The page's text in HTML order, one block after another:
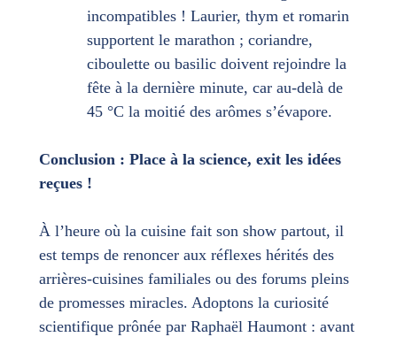
incompatibles ! Laurier, thym et romarin
supportent le marathon ; coriandre,
ciboulette ou basilic doivent rejoindre la
fête à la dernière minute, car au-delà de
45 °C la moitié des arômes s’évapore.
Conclusion : Place à la science, exit les idées
reçues !
À l’heure où la cuisine fait son show partout, il
est temps de renoncer aux réflexes hérités des
arrières-cuisines familiales ou des forums pleins
de promesses miracles. Adoptons la curiosité
scientifique prônée par Raphaël Haumont : avant